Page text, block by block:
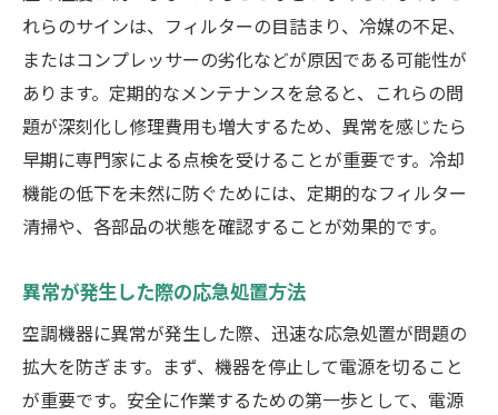
れらのサインは、フィルターの目詰まり、冷媒の不足、
またはコンプレッサーの劣化などが原因である可能性が
あります。定期的なメンテナンスを怠ると、これらの問
題が深刻化し修理費用も増大するため、異常を感じたら
早期に専門家による点検を受けることが重要です。冷却
機能の低下を未然に防ぐためには、定期的なフィルター
清掃や、各部品の状態を確認することが効果的です。
異常が発生した際の応急処置方法
空調機器に異常が発生した際、迅速な応急処置が問題の
拡大を防ぎます。まず、機器を停止して電源を切ること
が重要です。安全に作業するための第一歩として、電源